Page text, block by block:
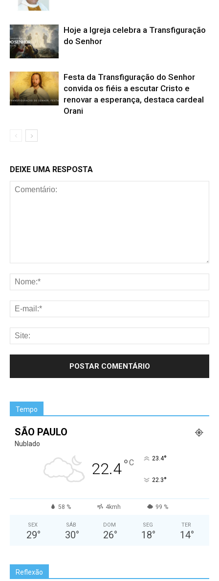
Hoje a Igreja celebra a Transfiguração
do Senhor
Festa da Transfiguração do Senhor
convida os fiéis a escutar Cristo e
renovar a esperança, destaca cardeal
Orani
DEIXE UMA RESPOSTA
Tempo
SÃO PAULO
Nublado
22.4°C 23.4°
22.3°
58 % 4kmh 99 %
SEX
29°
SÁB
30°
DOM
26°
SEG
18°
TER
14°
Reflexão